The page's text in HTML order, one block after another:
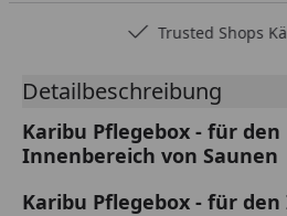
Trusted Shops
Detailbeschreibung
Karibu Pflegebox - für den
Innenbereich von Saunen
Karibu Pflegebox - für